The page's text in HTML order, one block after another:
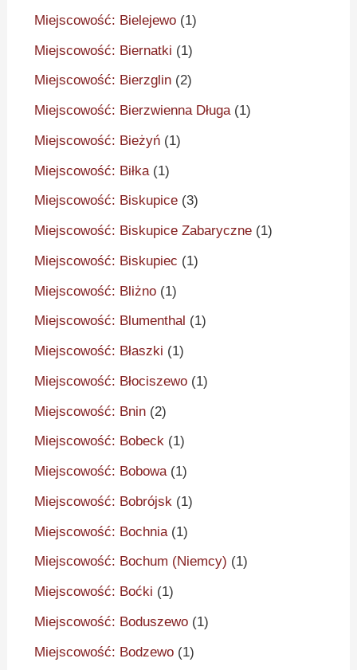
Miejscowość: Bielejewo (1)
Miejscowość: Biernatki (1)
Miejscowość: Bierzglin (2)
Miejscowość: Bierzwienna Długa(1)
Miejscowość: Bieżyń (1)
Miejscowość: Biłka (1)
Miejscowość: Biskupice (3)
Miejscowość: Biskupice Zabaryczne (1)
Miejscowość: Biskupiec (1)
Miejscowość: Bliżno (1)
Miejscowość: Blumenthal (1)
Miejscowość: Błaszki (1)
Miejscowość: Błociszewo (1)
Miejscowość: Bnin (2)
Miejscowość: Bobeck (1)
Miejscowość: Bobowa(1)
Miejscowość: Bobrójsk (1)
Miejscowość: Bochnia (1)
Miejscowość: Bochum (Niemcy) (1)
Miejscowość: Boćki (1)
Miejscowość: Boduszewo (1)
Miejscowość: Bodzewo (1)